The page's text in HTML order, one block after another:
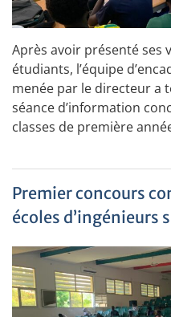
Après avoir présenté ses
étudiants, l’équipe
menée par le directeur a
séance d’information
classes de première
Premier concours
écoles d’ingénieurs